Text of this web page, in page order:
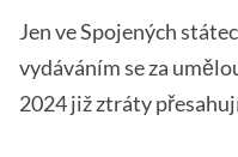
Jen ve Spojených
vydáváním se za
2024 již ztráty